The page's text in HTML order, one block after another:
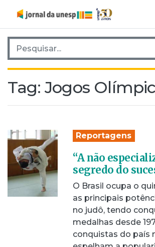
Pesquisar por:
Tag: Jogos
Reportagens
“A não
segredo do
O Brasil ocupa o
as principais
no judô, tendo
medalhas desde
conquistas do país